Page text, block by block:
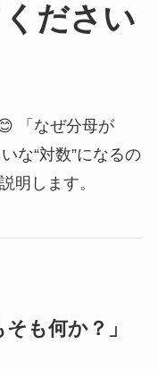
ださい
「なぜ分母が
な“対数”になるの
明します。
も何か？」